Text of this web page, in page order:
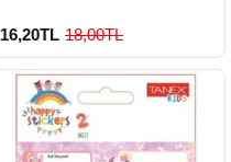
16,20TL 18,00TL